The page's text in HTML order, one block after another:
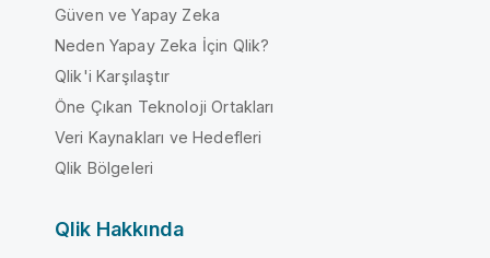
Güven ve Yapay Zeka
Neden Yapay Zeka İçin Qlik?
Qlik'i Karşılaştır
Öne Çıkan Teknoloji Ortakları
Veri Kaynakları ve Hedefleri
Qlik Bölgeleri
Qlik Hakkında